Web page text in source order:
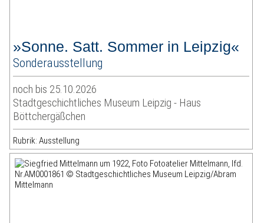
»Sonne. Satt. Sommer in Leipzig«
Sonderausstellung
noch bis 25.10.2026
Stadtgeschichtliches Museum Leipzig - Haus
Böttchergäßchen
Rubrik: Ausstellung